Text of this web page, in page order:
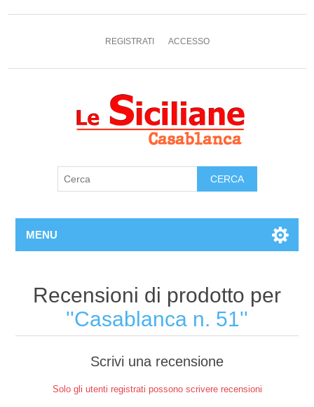
REGISTRATI ACCESSO
MENU
Recensioni di prodotto per
Casablanca n. 51
Scrivi una recensione
Solo gli utenti registrati possono scrivere recensioni